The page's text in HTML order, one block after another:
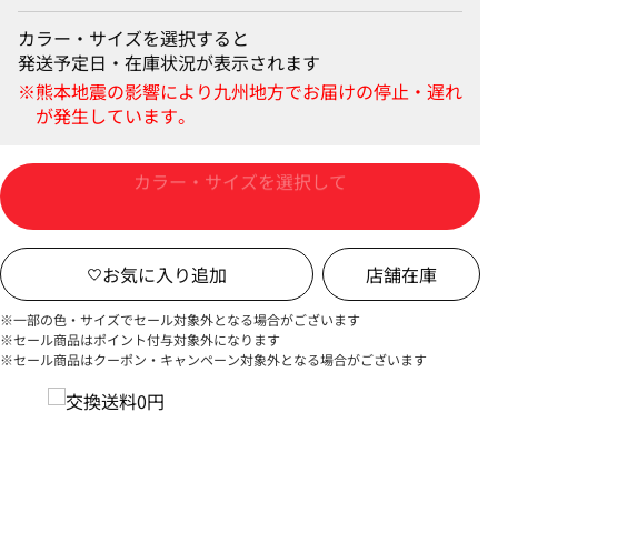
カラー・サイズを選択すると
発送予定日・在庫状況が表示されます
カートに入れる
店舗在庫
※一部の色・サイズでセール対象外となる場合がございます
※セール商品はポイント付与対象外になります
※セール商品はクーポン・キャンペーン対象外となる場合がございます